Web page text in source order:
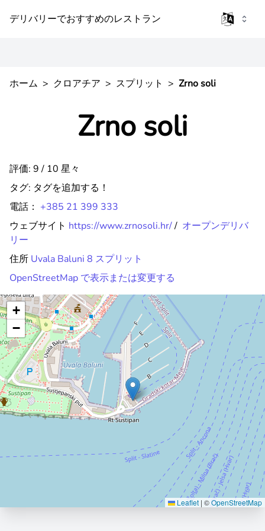
デリバリーでおすすめのレストラン
ホーム > クロアチア > スプリット > Zrno soli
Zrno soli
評価: 9 / 10 星々
タグ: タグを追加する！
電話： +385 21 399 333
ウェブサイト https://www.zrnosoli.hr// オープンデリバ
リー
住所 Uvala Baluni 8 スプリット
OpenStreetMap で表示または変更する
+
−
Leaflet | ©OpenStreetMap